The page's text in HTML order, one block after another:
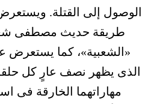
الوصول إلى القتلة.
طريقة حديث مصطفى
«الشعبية»، كما
الذى يظهر نصف عارٍ كل
مهاراتهما الخارقة فى